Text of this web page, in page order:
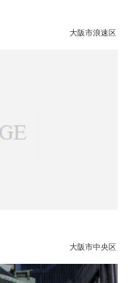
大阪市浪速区
大阪市中央区